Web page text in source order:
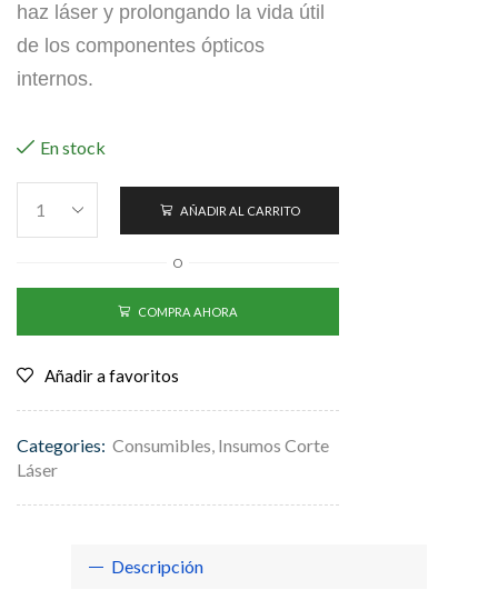
haz láser y prolongando la vida útil
de los componentes ópticos
internos.
En stock
AÑADIR AL CARRITO
O
COMPRA AHORA
Añadir a favoritos
Categories: Consumibles, Insumos Corte
Láser
Descripción